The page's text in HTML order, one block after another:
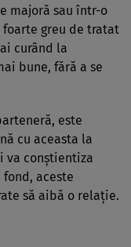
majoră sau într-o
greu de tratat
curând la
bune, fără a se
este
cu aceasta la
va conştientiza
aceste
să aibă o relaţie.